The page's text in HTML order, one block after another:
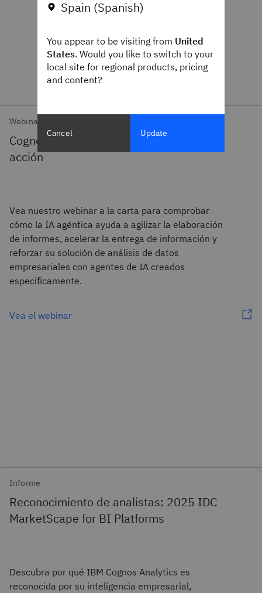
Webinar
Cognos Analytics y la IA agéntica en
acción
Vea nuestro webinar a la carta para comprobar
cómo la IA agéntica ayuda a agilizar la elaboración
de informes, acelerar la entrega de información y
reforzar su solución de análisis de datos
empresariales con agentes de IA creados
específicamente.
Vea el webinar
Informe
Reconocimiento de analistas: 2025 IDC
MarketScape for BI Platforms
Descubra por qué IBM Cognos Analytics es
reconocida por su inteligencia empresarial,
Spain (Spanish)
You appear to be visiting from United
States. Would you like to switch to your
local site for regional products, pricing
and content?
Cancel Update